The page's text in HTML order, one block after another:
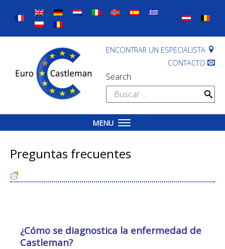
content
ENCONTRAR UN ESPECIALISTA
CONTACTO
Search
Buscar:
MENU
Preguntas frecuentes
¿Cómo se diagnostica la enfermedad de
Castleman?